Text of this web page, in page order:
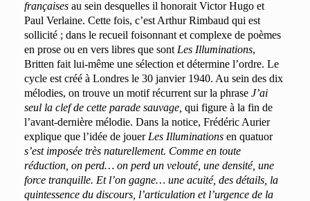
françaises au sein desquelles il honorait Victor Hugo et
Paul Verlaine. Cette fois, c’est Arthur Rimbaud qui est
sollicité ; dans le recueil foisonnant et complexe de poèmes
en prose ou en vers libres que sont Les Illuminations,
Britten fait lui-même une sélection et détermine l’ordre. Le
cycle est créé à Londres le 30 janvier 1940. Au sein des dix
mélodies, on trouve un motif récurrent sur la phrase J’ai
seul la clef de cette parade sauvage, qui figure à la fin de
l’avant-dernière mélodie. Dans la notice, Frédéric Aurier
explique que l’idée de jouer Les Illuminations en quatuor
s’est imposée très naturellement. Comme en toute
réduction, on perd… on perd un velouté, une densité, une
force tranquille. Et l’on gagne… une acuité, des détails, la
quintessence du discours, l’articulation et l’urgence de la